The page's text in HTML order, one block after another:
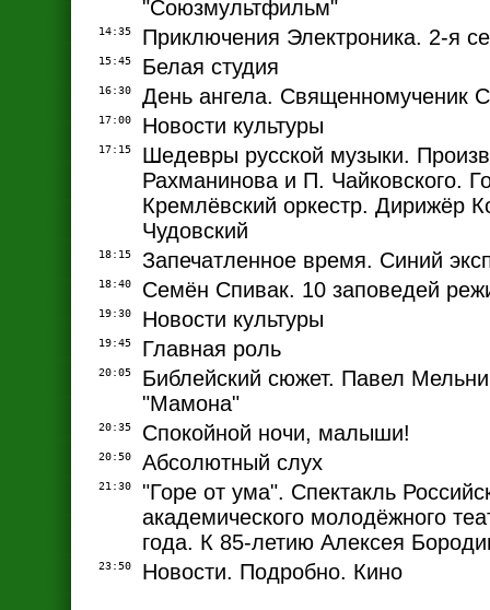
"Союзмультфильм"
14:35 Приключения Электроника. 2-я
15:45 Белая студия
16:30 День ангела. Священномученик
17:00 Новости культуры
17:15
Шедевры русской музыки.
Рахманинова и П. Чайковского.
Кремлёвский оркестр. Дирижёр
Чудовский
18:15 Запечатленное время. Синий
18:40 Семён Спивак. 10 заповедей
19:30 Новости культуры
19:45 Главная роль
20:05
Библейский сюжет. Павел
"Мамона"
20:35 Спокойной ночи, малыши!
20:50 Абсолютный слух
21:30
"Горе от ума". Спектакль
академического молодёжного
года. К 85-летию Алексея
23:50 Новости. Подробно. Кино